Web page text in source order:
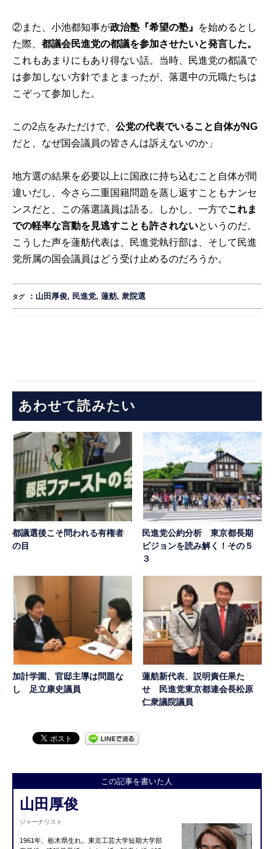
②また、小池都知事が政治塾『希望の塾』
を始めるとし
た際、都議会民進党の都議を参加させたいと発言した。
これもあまりにもあり得ない話。当時、民進党の都議で
は参加しない方針でまとまったが、落選中の元職たちは
こぞって参加した。
この2点をみただけで、公党の代表でいること自体がNG
だと、なぜ国会議員の皆さんは訴えないのか」
地方選の結果を必要以上に国政に持ち込むこと自体が間
違いだし、今さら二重国籍問題を蒸し返すこともナンセ
ンスだと、この落選議員は語る。しかし、一方でこれま
での軽率な言動を見逃すことも許されないというのだ。
こうした声を蓮舫代表は、民進党執行部は、そして民進
党所属の国会議員はどう受け止めるのだろうか。
タグ ： 山田厚俊, 民進党,蓮舫,衆院選
あわせて読みたい
都議選後こそ問われる有権者
の目
民進党公約分析 東京都長期
ビジョンを読み解く！その５
３
加計学園、官邸主導は問題な
し 足立康史議員
蓮舫新代表、説明責任果た
せ 民進党東京都連会長松原
仁衆議院議員
この記事を書いた人
山田厚俊
ジャーナリスト
1961年、栃木県生れ。東京工芸大学短期大学部